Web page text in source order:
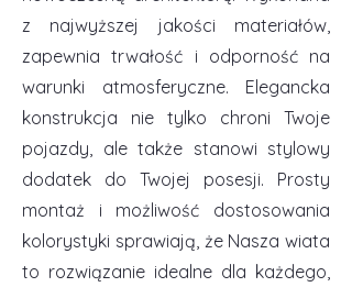
z najwyższej jakości materiałów,
zapewnia trwałość i odporność na
warunki atmosferyczne. Elegancka
konstrukcja nie tylko chroni Twoje
pojazdy, ale także stanowi stylowy
dodatek do Twojej posesji. Prosty
montaż i możliwość dostosowania
kolorystyki sprawiają, że Nasza wiata
to rozwiązanie idealne dla każdego,